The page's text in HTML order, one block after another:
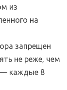
из
на
запрещен
не реже, чем
— каждые 8